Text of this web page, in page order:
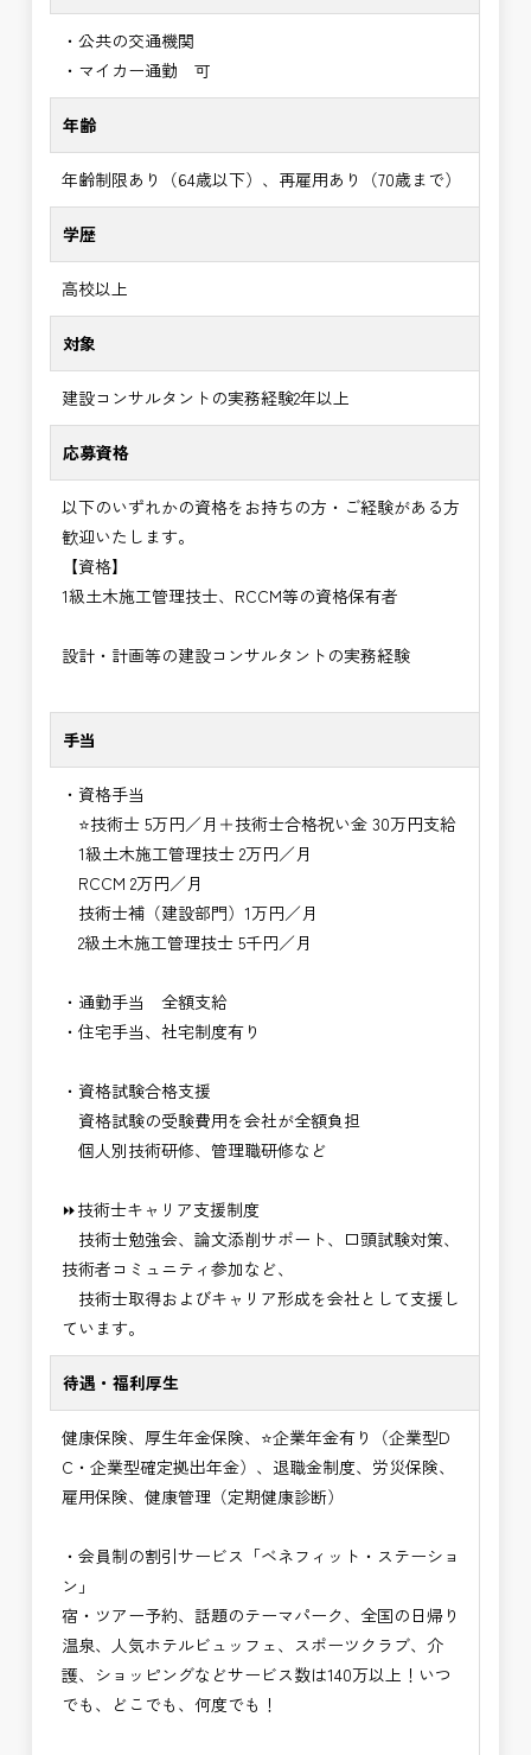
・公共の交通機関
・マイカー通勤 可
年齢
年齢制限あり（64歳以下）、再雇用あり（70歳まで）
学歴
高校以上
対象
建設コンサルタントの実務経験2年以上
応募資格
以下のいずれかの資格をお持ちの方・ご経験がある方
歓迎いたします。
【資格】
1級土木施工管理技士、RCCM等の資格保有者
設計・計画等の建設コンサルタントの実務経験
手当
・資格手当
⭐技術士 5万円／月＋技術士合格祝い金 30万円支給
1級土木施工管理技士 2万円／月
RCCM 2万円／月
技術士補（建設部門）1万円／月
2級土木施工管理技士 5千円／月
・通勤手当 全額支給
・住宅手当、社宅制度有り
・資格試験合格支援
資格試験の受験費用を会社が全額負担
個人別技術研修、管理職研修など
⏩技術士キャリア支援制度
技術士勉強会、論文添削サポート、口頭試験対策、
技術者コミュニティ参加など、
技術士取得およびキャリア形成を会社として支援し
ています。
待遇・福利厚生
健康保険、厚生年金保険、⭐企業年金有り（企業型D
C・企業型確定拠出年金）、退職金制度、労災保険、
雇用保険、健康管理（定期健康診断）
・会員制の割引サービス「ベネフィット・ステーショ
ン」
宿・ツアー予約、話題のテーマパーク、全国の日帰り
温泉、人気ホテルビュッフェ、スポーツクラブ、介
護、ショッピングなどサービス数は140万以上！いつ
でも、どこでも、何度でも！